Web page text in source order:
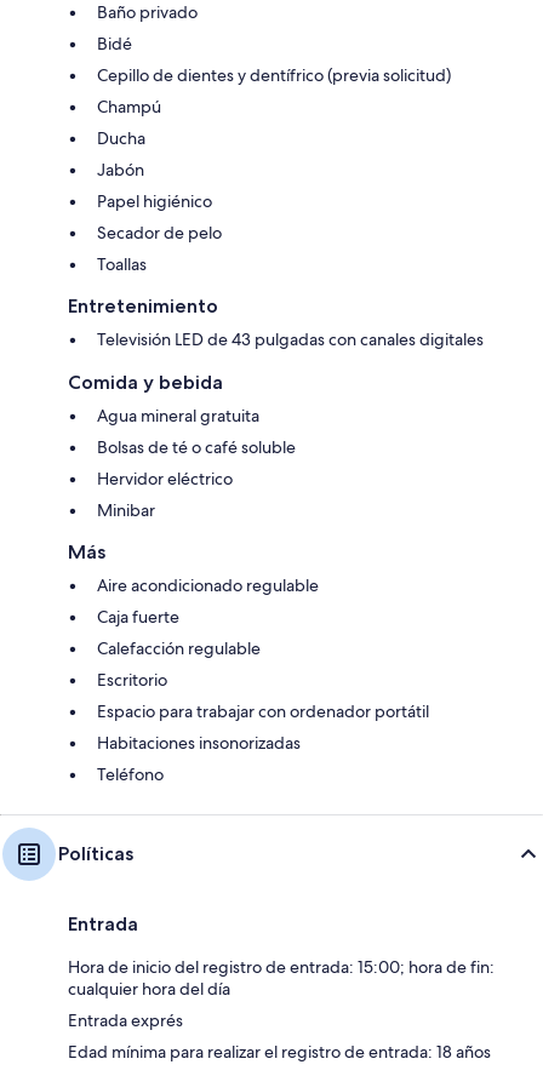
Baño privado
Bidé
Cepillo de dientes y dentífrico (previa solicitud)
Champú
Ducha
Jabón
Papel higiénico
Secador de pelo
Toallas
Entretenimiento
Televisión LED de 43 pulgadas con canales digitales
Comida y bebida
Agua mineral gratuita
Bolsas de té o café soluble
Hervidor eléctrico
Minibar
Más
Aire acondicionado regulable
Caja fuerte
Calefacción regulable
Escritorio
Espacio para trabajar con ordenador portátil
Habitaciones insonorizadas
Teléfono
Políticas
Entrada
Hora de inicio del registro de entrada: 15:00; hora de fin:
cualquier hora del día
Entrada exprés
Edad mínima para realizar el registro de entrada: 18 años